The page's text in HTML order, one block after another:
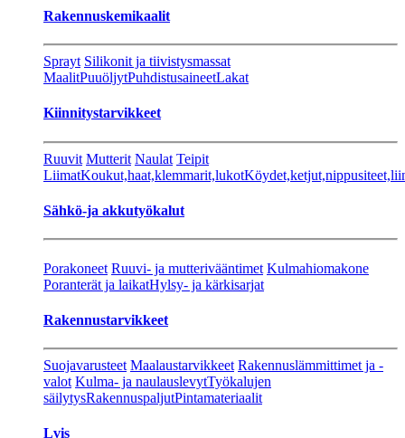
Rakennuskemikaalit
Sprayt Silikonit ja tiivistysmassat
MaalitPuuöljytPuhdistusaineetLakat
Kiinnitystarvikkeet
Ruuvit Mutterit Naulat Teipit
LiimatKoukut,haat,klemmarit,lukot
Sähkö-ja akkutyökalut
Porakoneet Ruuvi- ja mutterivääntimet Kulmahiomakone
Poranterät ja laikatHylsy- ja kärkisarjat
Rakennustarvikkeet
Suojavarusteet Maalaustarvikkeet Rakennuslämmittimet ja -
valot Kulma- ja naulauslevytTyökalujen
säilytysRakennuspaljutPintamateriaalit
Lvis